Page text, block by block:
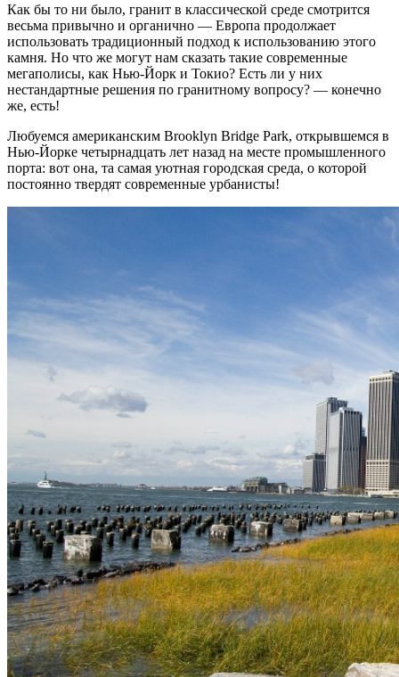
Как бы то ни было, гранит в классической среде смотрится
весьма привычно и органично — Европа продолжает
использовать традиционный подход к использованию этого
камня. Но что же могут нам сказать такие современные
мегаполисы, как Нью-Йорк и Токио? Есть ли у них
нестандартные решения по гранитному вопросу? — конечно
же, есть!
Любуемся американским Brooklyn Bridge Park, открывшемся в
Нью-Йорке четырнадцать лет назад на месте промышленного
порта: вот она, та самая уютная городская среда, о которой
постоянно твердят современные урбанисты!